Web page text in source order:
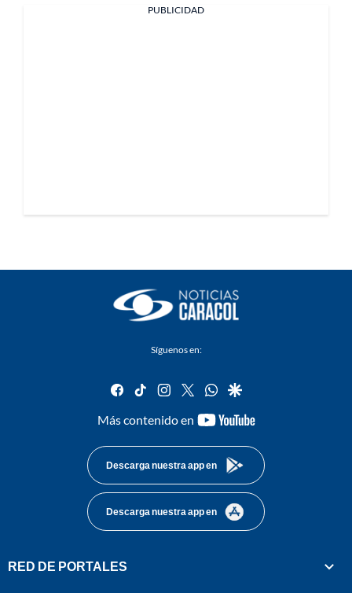
PUBLICIDAD
Síguenos en:
facebook
tiktok instagram
twitterwhatsapp
google
Más contenido en
youtube-
Descarga nuestra app en
Descarga nuestra app en
RED DE PORTALES